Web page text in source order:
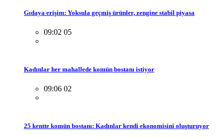
Gıdaya erişim: Yoksula geçmiş ürünler, zengine stabil piyasa
09:02 05
Kadınlar her mahallede komün bostanı istiyor
09:06 02
25 kentte komün bostanı: Kadınlar kendi ekonomisini oluşturuyor